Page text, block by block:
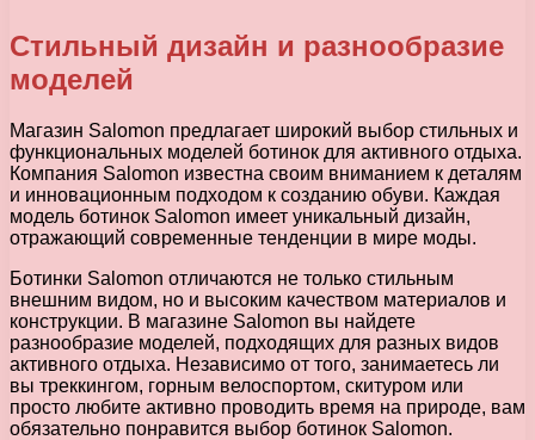
Стильный дизайн и разнообразие
моделей
Магазин Salomon предлагает широкий выбор стильных и
функциональных моделей ботинок для активного отдыха.
Компания Salomon известна своим вниманием к деталям
и инновационным подходом к созданию обуви. Каждая
модель ботинок Salomon имеет уникальный дизайн,
отражающий современные тенденции в мире моды.
Ботинки Salomon отличаются не только стильным
внешним видом, но и высоким качеством материалов и
конструкции. В магазине Salomon вы найдете
разнообразие моделей, подходящих для разных видов
активного отдыха. Независимо от того, занимаетесь ли
вы треккингом, горным велоспортом, скитуром или
просто любите активно проводить время на природе, вам
обязательно понравится выбор ботинок Salomon.